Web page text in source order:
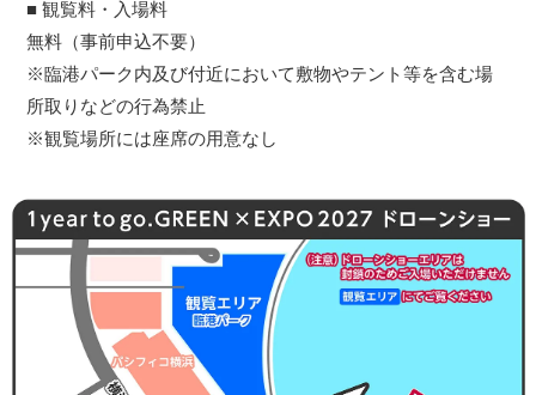
■ 観覧料・入場料
無料（事前申込不要）
※臨港パーク内及び付近において敷物やテント等を含む場
所取りなどの行為禁止
※観覧場所には座席の用意なし